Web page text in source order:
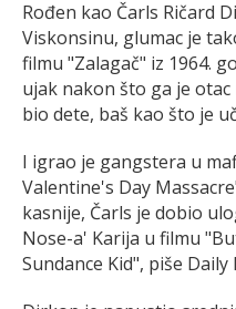
Rođen kao Čarls Ričard
Viskonsinu, glumac je
filmu "Zalagač" iz 1964.
ujak nakon što ga je
bio dete, baš kao što je
I igrao je gangstera u
Valentine's Day
kasnije, Čarls je dobio
Nose-a' Karija u filmu
Sundance Kid", piše Daily